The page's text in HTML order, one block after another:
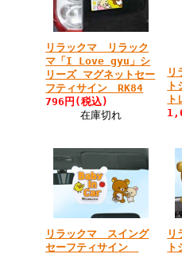
リラックマ リラック
マ「I Love gyu」シ
リーズ マグネットセー
フティサイン RK84
796円(税込)
在庫切れ
リ
ト
リラックマ スイング
セーフティサイン
リ